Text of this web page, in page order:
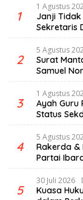
1
1 Agustus
Janji Tidak
Sekretaris
penjelasan
2
5 Agustus
Surat
Samuel
Beredar
3
1 Agustus
Ayah Guru
Status
4
5 Agustus
Rakerda &
Partai
Hektar &
5
30 Juli 2026
Kuasa